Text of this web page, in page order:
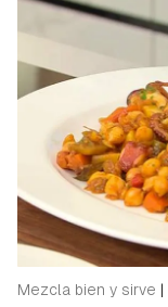
Mezcla bien y sirve |